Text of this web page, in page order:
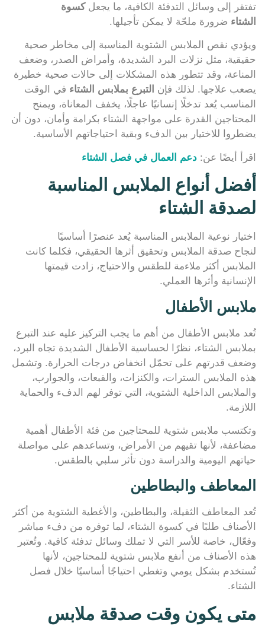
تفتقر إلى وسائل التدفئة الكافية، ما يجعلكسوة
الشتاء ضرورة ملحّة لا يمكن تأجيلها.
ويؤدي نقص الملابس الشتوية المناسبة إلى مخاطر صحية
حقيقية، مثل نزلات البرد الشديدة، وأمراض الصدر، وضعف
المناعة، وقد تتطور هذه المشكلات إلى حالات صحية خطيرة
يصعب علاجها. لذلك فإن التبرع بملابس الشتاء في الوقت
المناسب يُعد تدخلًا إنسانيًا عاجلًا، يخفف المعاناة، ويمنح
المحتاجين القدرة على مواجهة الشتاء بكرامة وأمان، دون أن
يضطروا للاختيار بين الدفء وبقية احتياجاتهم الأساسية.
اقرأ أيضًا عن: دعم العمال في فصل الشتاء
أفضل أنواع الملابس المناسبة
لصدقة الشتاء
اختيار نوعية الملابس المناسبة يُعد عنصرًا أساسيًا
لنجاح صدقة الملابس وتحقيق أثرها الحقيقي، فكلما كانت
الملابس أكثر ملاءمة للطقس والاحتياج، زادت قيمتها
الإنسانية وأثرها العملي.
ملابس الأطفال
تُعد ملابس الأطفال من أهم ما يجب التركيز عليه عند التبرع
بملابس الشتاء، نظرًا لحساسية الأطفال الشديدة تجاه البرد،
وضعف قدرتهم على تحمّل انخفاض درجات الحرارة. وتشمل
هذه الملابس السترات، والكنزات، والقبعات، والجوارب،
والملابس الداخلية الشتوية، التي توفر لهم الدفء والحماية
اللازمة.
وتكتسب ملابس شتوية للمحتاجين من فئة الأطفال أهمية
مضاعفة، لأنها تقيهم من الأمراض، وتساعدهم على مواصلة
حياتهم اليومية والدراسة دون تأثر سلبي بالطقس.
المعاطف والبطاطين
تُعد المعاطف الثقيلة، والبطاطين، والأغطية الشتوية من أكثر
الأصناف طلبًا في كسوة الشتاء، لما توفره من دفء مباشر
وفعّال، خاصة للأسر التي لا تملك وسائل تدفئة كافية. وتُعتبر
هذه الأصناف من أنفع ملابس شتوية للمحتاجين، لأنها
تُستخدم بشكل يومي وتغطي احتياجًا أساسيًا خلال فصل
الشتاء.
متى يكون وقت صدقة ملابس